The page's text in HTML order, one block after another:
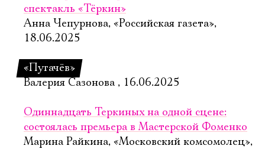
спектакль «Тёркин»
Анна Чепурнова, «Российская газета»,
18.06.2025
«Пугачёв»
Валерия Сазонова , 16.06.2025
Одиннадцать Теркиных на одной сцене:
состоялась премьера в Мастерской Фоменко
Марина Райкина, «Московский комсомолец»,